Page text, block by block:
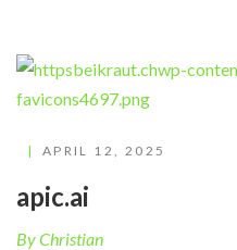
APRIL 12, 2025
apic.ai
By Christian